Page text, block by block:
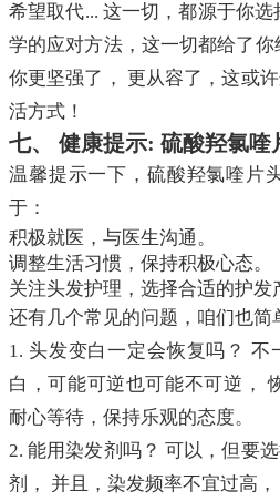
希望取代... 这一切，都源于你
学的应对方法，这一切都给了
你更坚强了， 更从容了，这或
活方式！
七、 健康提示: 硫酸羟氯喹
温馨提示一下，硫酸羟氯喹片
于：
积极就医，与医生沟通。
调整生活习惯，保持积极心态。
关注头发护理，选择合适的护发
还有几个常见的问题，咱们也简
1. 头发变白一定会恢复吗？
白，可能可逆也可能不可逆，
耐心等待，保持乐观的态度。
2. 能用染发剂吗？ 可以，但要
剂， 并且，染发频率不宜过高，